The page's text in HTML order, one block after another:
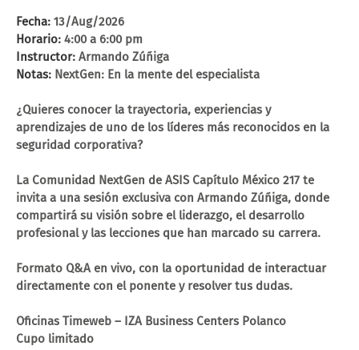
Fecha: 13/Aug/2026
Horario: 4:00 a 6:00 pm
Instructor: Armando Zúñiga
Notas: NextGen: En la mente del especialista
¿Quieres conocer la trayectoria, experiencias y
aprendizajes de uno de los líderes más reconocidos en la
seguridad corporativa?
La Comunidad NextGen de ASIS Capítulo México 217 te
invita a una sesión exclusiva con Armando Zúñiga, donde
compartirá su visión sobre el liderazgo, el desarrollo
profesional y las lecciones que han marcado su carrera.
Formato Q&A en vivo, con la oportunidad de interactuar
directamente con el ponente y resolver tus dudas.
Oficinas Timeweb – IZA Business Centers Polanco
Cupo limitado